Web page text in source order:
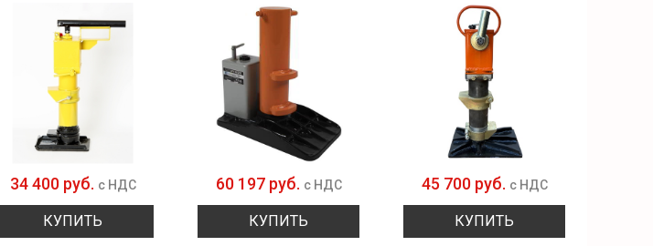
34 400 руб. с НДС
КУПИТЬ
60 197 руб. с НДС
КУПИТЬ
45 700 руб. с НДС
КУПИТЬ